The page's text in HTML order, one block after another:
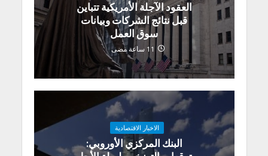
العقود الآجلة الأمريكية تتباين
قبل نتائج الشركات وبيانات
سوق العمل
11 ساعة مضى
الاخبار الاقتصادية
البنك المركزي الأوروبي: